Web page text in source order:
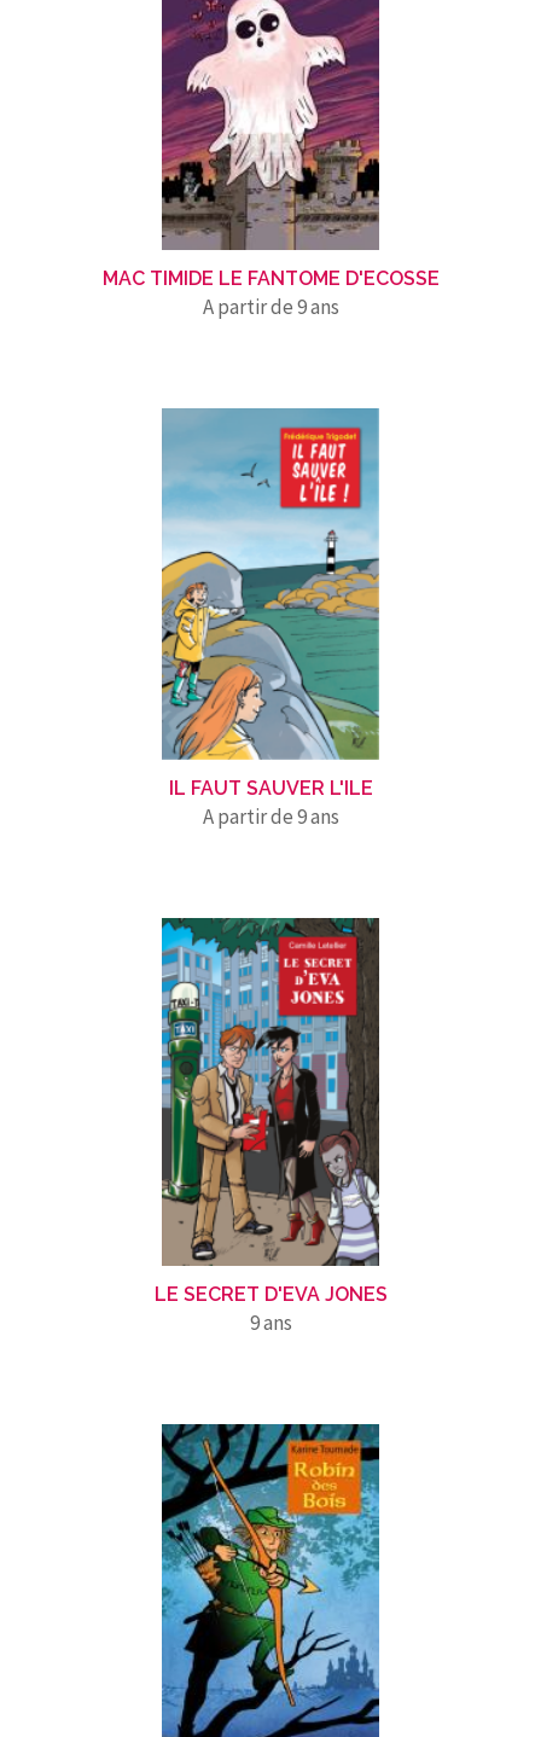
MAC TIMIDE LE FANTOME D'ECOSSE
A partir de 9 ans
IL FAUT SAUVER L'ILE
A partir de 9 ans
LE SECRET D'EVA JONES
9 ans